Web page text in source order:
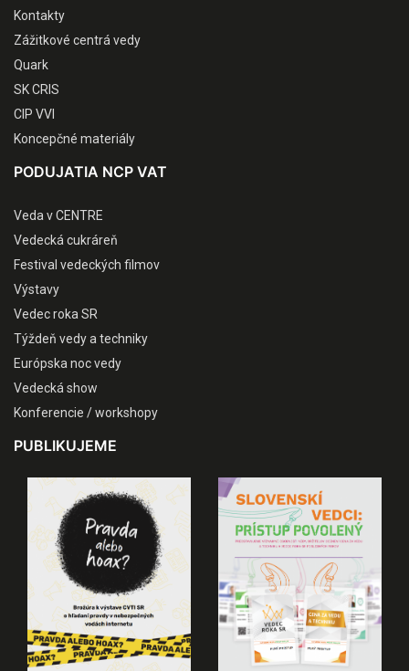
Kontakty
Zážitkové centrá vedy
Quark
SK CRIS
CIP VVI
Koncepčné materiály
PODUJATIA NCP VAT
Veda v CENTRE
Vedecká cukráreň
Festival vedeckých filmov
Výstavy
Vedec roka SR
Týždeň vedy a techniky
Európska noc vedy
Vedecká show
Konferencie / workshopy
PUBLIKUJEME